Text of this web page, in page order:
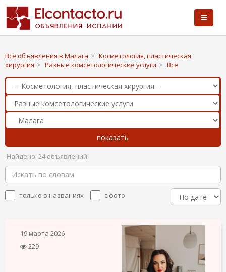
Все объявления в Малага > Косметология, пластическая
хирургия > Разные комсетологические услуги > Все
Найдено: 24 объявлений
только в названиях с фото
19 марта 2026
229